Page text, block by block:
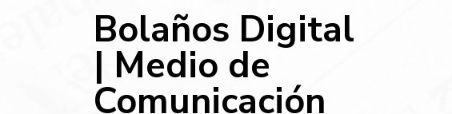
Bolaños Digital
| Medio de
Comunicación